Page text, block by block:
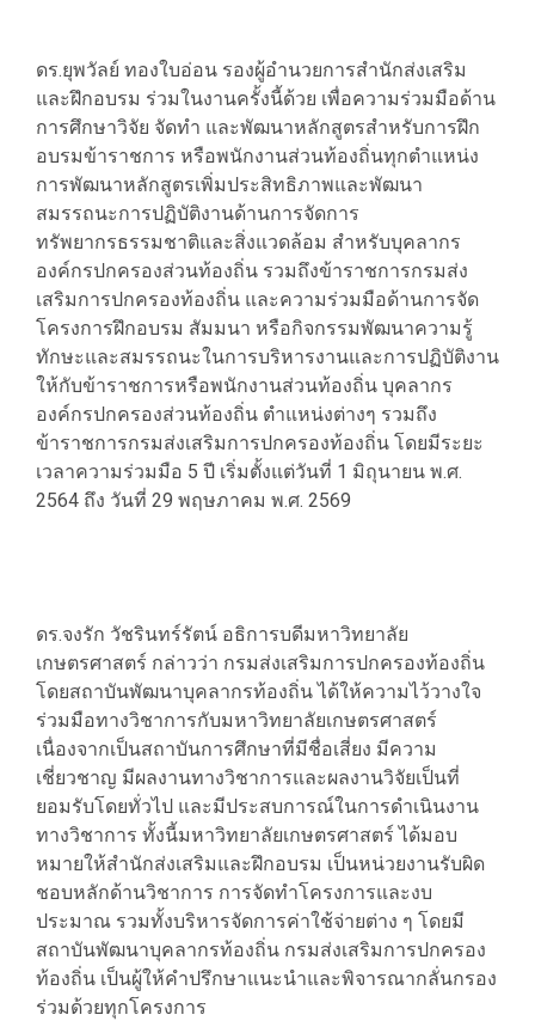
ดร.ยุพวัลย์ ทองใบอ่อน รองผู้อำนวยการสำนักส่งเสริม
และฝึกอบรม ร่วมในงานครั้งนี้ด้วย เพื่อความร่วมมือด้าน
การศึกษาวิจัย จัดทำ และพัฒนาหลักสูตรสำหรับการฝึก
อบรมข้าราชการ หรือพนักงานส่วนท้องถิ่นทุกตำแหน่ง
การพัฒนาหลักสูตรเพิ่มประสิทธิภาพและพัฒนา
สมรรถนะการปฏิบัติงานด้านการจัดการ
ทรัพยากรธรรมชาติและสิ่งแวดล้อม สำหรับบุคลากร
องค์กรปกครองส่วนท้องถิ่น รวมถึงข้าราชการกรมส่ง
เสริมการปกครองท้องถิ่น และความร่วมมือด้านการจัด
โครงการฝึกอบรม สัมมนา หรือกิจกรรมพัฒนาความรู้
ทักษะและสมรรถนะในการบริหารงานและการปฏิบัติงาน
ให้กับข้าราชการหรือพนักงานส่วนท้องถิ่น บุคลากร
องค์กรปกครองส่วนท้องถิ่น ตำแหน่งต่างๆ รวมถึง
ข้าราชการกรมส่งเสริมการปกครองท้องถิ่น โดยมีระยะ
เวลาความร่วมมือ 5 ปี เริ่มตั้งแต่วันที่ 1 มิถุนายน พ.ศ.
2564 ถึง วันที่ 29 พฤษภาคม พ.ศ. 2569
ดร.จงรัก วัชรินทร์รัตน์ อธิการบดีมหาวิทยาลัย
เกษตรศาสตร์ กล่าวว่า กรมส่งเสริมการปกครองท้องถิ่น
โดยสถาบันพัฒนาบุคลากรท้องถิ่น ได้ให้ความไว้วางใจ
ร่วมมือทางวิชาการกับมหาวิทยาลัยเกษตรศาสตร์
เนื่องจากเป็นสถาบันการศึกษาที่มีชื่อเสี่ยง มีความ
เชี่ยวชาญ มีผลงานทางวิชาการและผลงานวิจัยเป็นที่
ยอมรับโดยทั่วไป และมีประสบการณ์ในการดำเนินงาน
ทางวิชาการ ทั้งนี้มหาวิทยาลัยเกษตรศาสตร์ ได้มอบ
หมายให้สำนักส่งเสริมและฝึกอบรม เป็นหน่วยงานรับผิด
ชอบหลักด้านวิชาการ การจัดทำโครงการและงบ
ประมาณ รวมทั้งบริหารจัดการค่าใช้จ่ายต่าง ๆ โดยมี
สถาบันพัฒนาบุคลากรท้องถิ่น กรมส่งเสริมการปกครอง
ท้องถิ่น เป็นผู้ให้คำปรึกษาแนะนำและพิจารณากลั่นกรอง
ร่วมด้วยทุกโครงการ